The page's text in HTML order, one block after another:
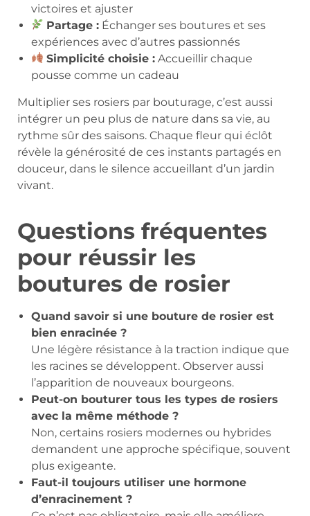
victoires et ajuster
Partage : Échanger ses boutures et ses
expériences avec d’autres passionnés
Simplicité choisie : Accueillir chaque
pousse comme un cadeau
Multiplier ses rosiers par bouturage, c’est aussi
intégrer un peu plus de nature dans sa vie, au
rythme sûr des saisons. Chaque fleur qui éclôt
révèle la générosité de ces instants partagés en
douceur, dans le silence accueillant d’un jardin
vivant.
Questions fréquentes
pour réussir les
boutures de rosier
Quand savoir si une bouture de rosier est
bien enracinée ?
Une légère résistance à la traction indique que
les racines se développent. Observer aussi
l’apparition de nouveaux bourgeons.
Peut-on bouturer tous les types de rosiers
avec la même méthode ?
Non, certains rosiers modernes ou hybrides
demandent une approche spécifique, souvent
plus exigeante.
Faut-il toujours utiliser une hormone
d’enracinement ?